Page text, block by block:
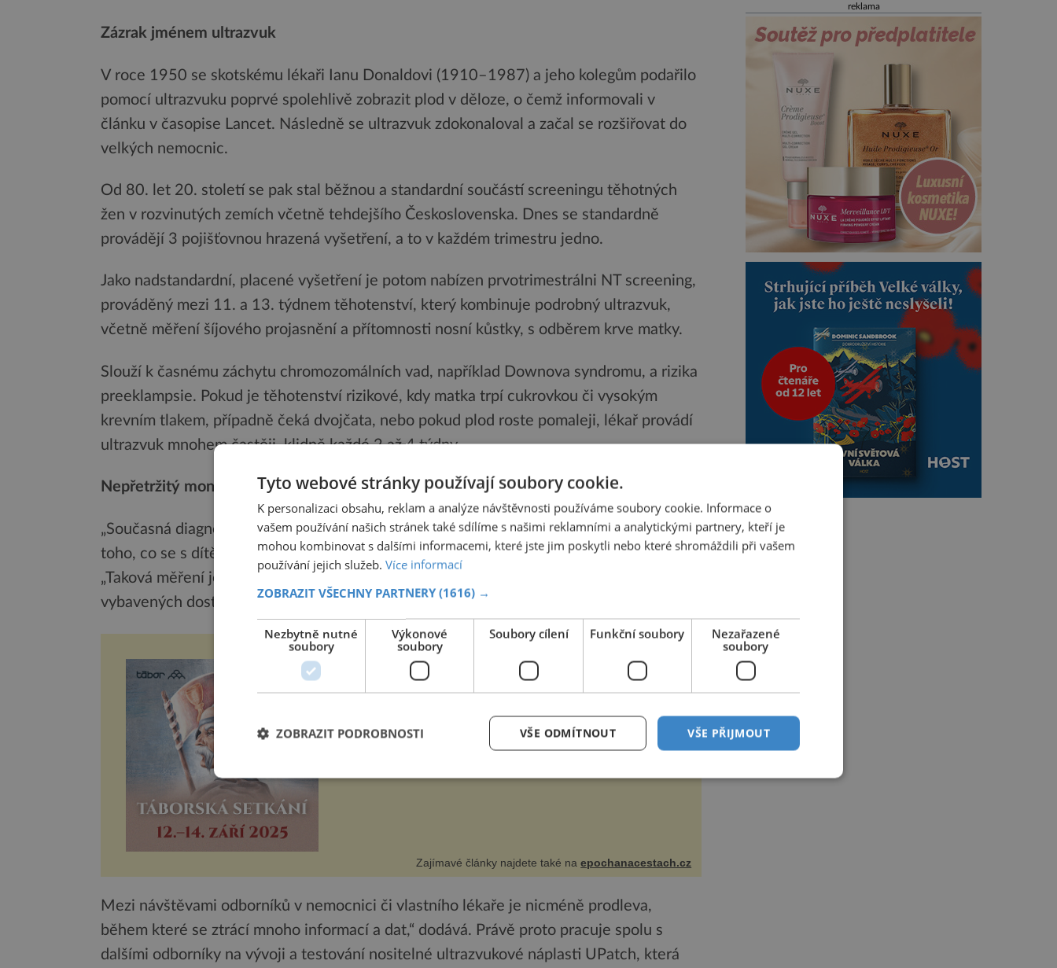
Zázrak jménem ultrazvuk
V roce 1950 se skotskému lékaři Ianu Donaldovi (1910–1987) a jeho kolegům podařilo
pomocí ultrazvuku poprvé spolehlivě zobrazit plod v děloze, o čemž informovali v
článku v časopise Lancet. Následně se ultrazvuk zdokonaloval a začal se rozšiřovat do
velkých nemocnic.
Od 80. let 20. století se pak stal běžnou a standardní součástí screeningu těhotných
žen v rozvinutých zemích včetně tehdejšího Československa. Dnes se standardně
provádějí 3 pojišťovnou hrazená vyšetření, a to v každém trimestru jedno.
Jako nadstandardní, placené vyšetření je potom nabízen prvotrimestrálni NT screening,
prováděný mezi 11. a 13. týdnem těhotenství, který kombinuje podrobný ultrazvuk,
včetně měření šíjového projasnění a přítomnosti nosní kůstky, s odběrem krve matky.
Slouží k časnému záchytu chromozomálních vad, například Downova syndromu, a rizika
preeklampsie. Pokud je těhotenství rizikové, kdy matka trpí cukrovkou či vysokým
krevním tlakem, případně čeká dvojčata, nebo pokud plod roste pomaleji, lékař provádí
ultrazvuk mnohem častěji, klidně každé 2 až 4 týdny.
Nepřetržitý monitoring plodu v děloze
„Současná diagnostická zařízení jsou nepravidelná – dokážou zachytit pouze snímek
toho, co se s dítětem děje,“ domnívá se profesor Sheng Xu ze Stanfordské univerzity.
„Taková měření je navíc možná provádět pouze v nemocnici či ordinaci gynekologa,
vybavených dostatečně kvalitním ultrazvukem.
TÁBORSKÁ SETKÁNÍ 2025.
Letošní 33. ročník mezinárodního historického festivalu
významných výročí: 600 let od úmrtí nikdy v poli
neporaženého hejtmana Jana Žižky z Tr...
Zajímavé články najdete také naepochanacestach.cz
Mezi návštěvami odborníků v nemocnici či vlastního lékaře je nicméně prodleva,
během které se ztrácí mnoho informací a dat,“ dodává. Právě proto pracuje spolu s
dalšími odborníky na vývoji a testování nositelné ultrazvukové náplasti UPatch, která
reklama
Tyto webové stránky používají soubory cookie.
K personalizaci obsahu, reklam a analýze návštěvnosti používáme soubory cookie. Informace o
vašem používání našich stránek také sdílíme s našimi reklamními a analytickými partnery, kteří je
mohou kombinovat s dalšími informacemi, které jste jim poskytli nebo které shromáždili při vašem
používání jejich služeb. Více informací
ZOBRAZIT VŠECHNY PARTNERY (1616) →
Nezbytně nutné
soubory
Výkonové
soubory
Soubory cílení Funkční soubory
Nezařazené
soubory
VŠE PŘIJMOUT
VŠE ODMÍTNOUT
ZOBRAZIT PODROBNOSTI